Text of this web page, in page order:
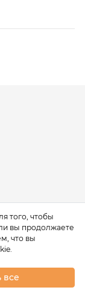
того, чтобы
вы продолжаете
что вы
все